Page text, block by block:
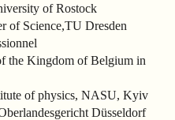
of Rostock
of Science,TU Dresden
the Kingdom of Belgium in
of physics, NASU, Kyiv
Düsseldorf